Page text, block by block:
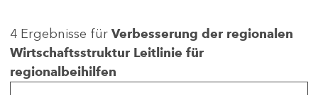
4 Ergebnisse für Verbesserung der regionalen
Wirtschaftsstruktur Leitlinie für
regionalbeihilfen